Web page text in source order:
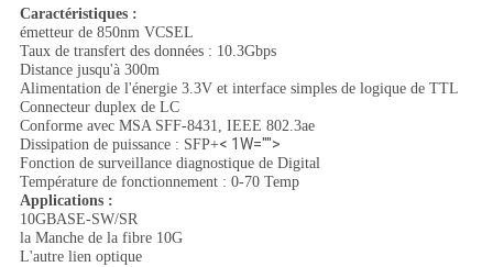
DE
CONFIDENTIALITÉ
Caractéristiques :
émetteur de 850nm VCSEL
Taux de transfert des données : 10.3Gbps
Distance jusqu'à 300m
Alimentation de l'énergie 3.3V et interface simples de logique de TTL
Connecteur duplex de LC
Conforme avec MSA SFF-8431, IEEE 802.3ae
Dissipation de puissance : SFP+< 1W="">
Fonction de surveillance diagnostique de Digital
Température de fonctionnement : 0-70 Temp
Applications :
10GBASE-SW/SR
la Manche de la fibre 10G
L'autre lien optique